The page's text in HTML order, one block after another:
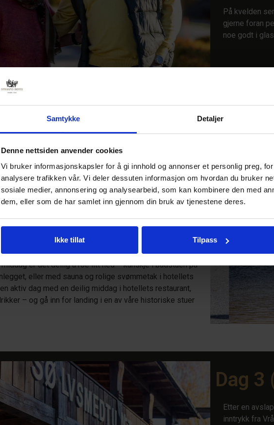
Samtykke Detaljer
Denne nettsiden anvender cookies
Vi bruker informasjonskapsler for å gi innhold og annonser et personlig preg,
analysere trafikken vår. Vi deler dessuten informasjon om hvordan du bruker
sosiale medier, annonsering og analysearbeid, som kan kombinere den med
dem, eller som de har samlet inn gjennom din bruk av tjenestene deres.
Ikke tillat Tilpass
På kvelden
gjerne foran
noe godt i
før du omfavner en av de mange
venter. Vi foreslår følgende aktiviteter etter frokost: Stig
Fram på sommeren og bli med på slusecruise! Her
på innsjøen Nisser, og man kan få servert
forhånd). Etter båtturen kan du leie en av våre golfbiler
natur til Vrådal Golfklubbs nydelige 9-hulls golfbane på
en el-sykkel på hotellet og legge ut på en rolig tur på
langs vannet bort til Galleri Sanden. Eller du kan
og dra på vandringstur i fjellet, gjerne med
er det deilig å roe litt ned – kanskje i badstuen på
eller med sauna og rolige svømmetak i hotellets
aktiv dag med en deilig middag i hotellets restaurant,
– og gå inn for landing i en av våre historiske stuer
Dag 3
Etter en
inntrykk fra